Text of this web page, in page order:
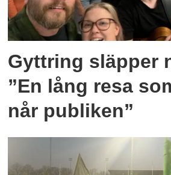
Gyttring släpper
”En lång resa
når publiken”